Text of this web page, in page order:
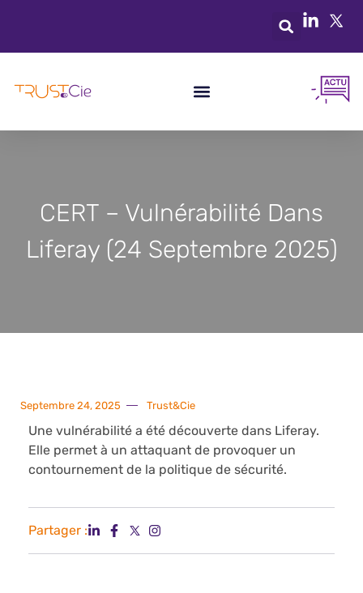
CERT – Vulnérabilité Dans
Liferay (24 Septembre 2025)
Septembre 24, 2025 Trust&Cie
Une vulnérabilité a été découverte dans Liferay.
Elle permet à un attaquant de provoquer un
contournement de la politique de sécurité.
Partager :